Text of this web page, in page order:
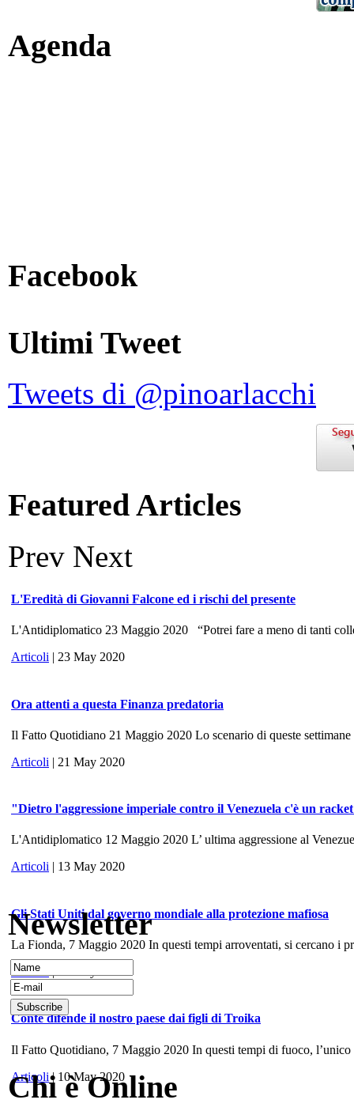
Agenda
Facebook
Ultimi Tweet
Tweets di @pinoarlacchi
Featured Articles
Prev Next
L'Eredità di Giovanni Falcone ed i rischi del presente
L'Antidiplomatico 23 Maggio 2020 “Potrei fare a meno di tanti
Articoli | 23 May 2020
Ora attenti a questa Finanza predatoria
Il Fatto Quotidiano 21 Maggio 2020 Lo scenario di queste
Articoli | 21 May 2020
"Dietro l'aggressione imperiale contro il Venezuela c'è un
L'Antidiplomatico 12 Maggio 2020 L’ ultima aggressione al
Articoli | 13 May 2020
Gli Stati Uniti dal governo mondiale alla protezione mafiosa
La Fionda, 7 Maggio 2020 In questi tempi arroventati, si cercano i
Articoli
Conte difende il nostro paese dai figli di Troika
Il Fatto Quotidiano, 7 Maggio 2020 In questi tempi di fuoco,
Articoli| 10 May 2020
Newsletter
Chi è Online